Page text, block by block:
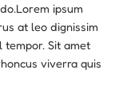
ipsum
at leo dignissim
tempor. Sit amet
viverra quis